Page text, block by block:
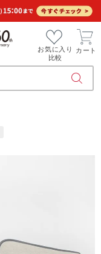
お気に入り
比較
カート